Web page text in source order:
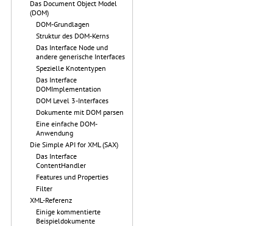
Das Document Object Model
(DOM)
DOM-Grundlagen
Struktur des DOM-Kerns
Das Interface Node und
andere generische Interfaces
Spezielle Knotentypen
Das Interface
DOMImplementation
DOM Level 3-Interfaces
Dokumente mit DOM parsen
Eine einfache DOM-
Anwendung
Die Simple API for XML (SAX)
Das Interface
ContentHandler
Features und Properties
Filter
XML-Referenz
Einige kommentierte
Beispieldokumente